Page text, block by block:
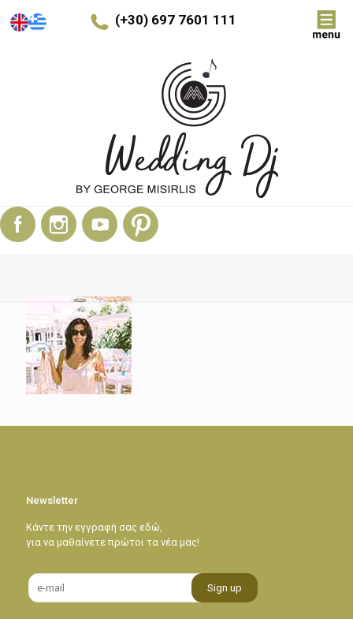
(+30) 697 7601 111
Newsletter
Κάντε την εγγραφή σας εδώ,
για να μαθαίνετε πρώτοι τα νέα μας!